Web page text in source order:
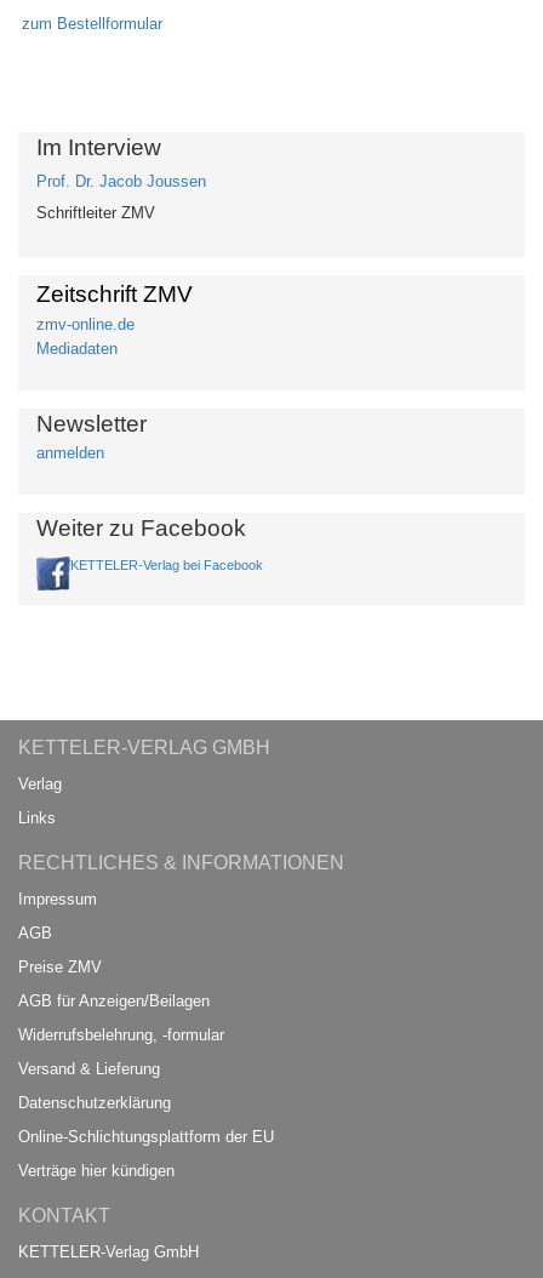
zum Bestellformular
Im Interview
Prof. Dr. Jacob Joussen
Schriftleiter ZMV
Zeitschrift ZMV
zmv-online.de
Mediadaten
Newsletter
anmelden
Weiter zu Facebook
KETTELER-Verlag bei Facebook
KETTELER-VERLAG GMBH
Verlag
Links
RECHTLICHES & INFORMATIONEN
Impressum
AGB
Preise ZMV
AGB für Anzeigen/Beilagen
Widerrufsbelehrung, -formular
Versand & Lieferung
Datenschutzerklärung
Online-Schlichtungsplattform der EU
Verträge hier kündigen
KONTAKT
KETTELER-Verlag GmbH